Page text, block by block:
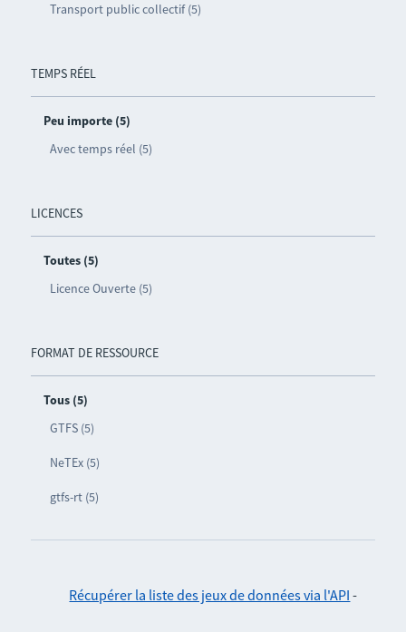
Transport public collectif (5)
TEMPS RÉEL
Peu importe (5)
Avec temps réel (5)
LICENCES
Toutes (5)
Licence Ouverte (5)
FORMAT DE RESSOURCE
Tous (5)
GTFS (5)
NeTEx (5)
gtfs-rt (5)
Récupérer la liste des jeux de données via l'API -